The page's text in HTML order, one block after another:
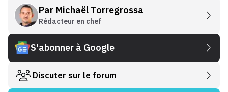
Par Michaël Torregrossa
Rédacteur en chef
S'abonner à Google
Discuter sur le forum